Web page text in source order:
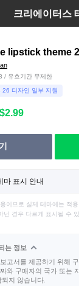
크리에이터스
lipstick theme 2
/ 유효기간 무제한
26 디자인 일부 지원
마 표시 안내
이므로 실제 테마에는 적
닌 경우 다르게 표시될 수
는 정보
고서를 제공하기 위해
와 구매자의 국가 또는
지 않습니다.